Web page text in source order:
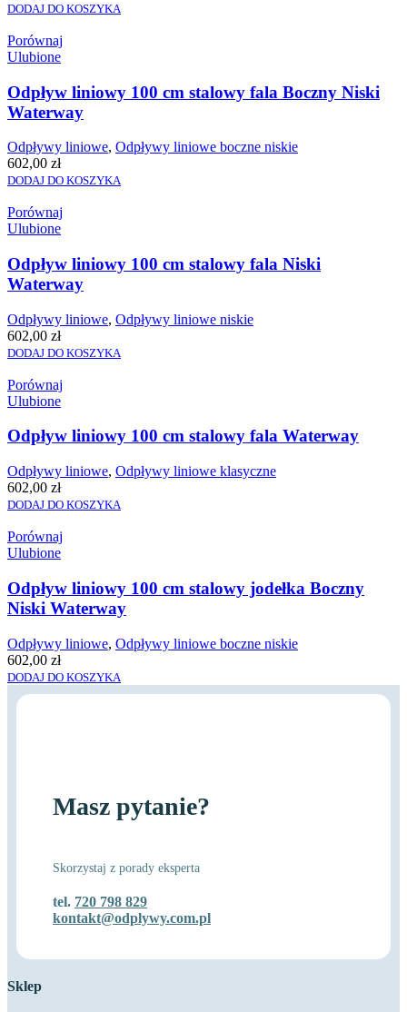
DODAJ DO KOSZYKA
Porównaj
Ulubione
Odpływ liniowy 100 cm stalowy fala Boczny Niski
Waterway
Odpływy liniowe, Odpływy liniowe boczne niskie
602,00 zł
DODAJ DO KOSZYKA
Porównaj
Ulubione
Odpływ liniowy 100 cm stalowy fala Niski
Waterway
Odpływy liniowe, Odpływy liniowe niskie
602,00 zł
DODAJ DO KOSZYKA
Porównaj
Ulubione
Odpływ liniowy 100 cm stalowy fala Waterway
Odpływy liniowe, Odpływy liniowe klasyczne
602,00 zł
DODAJ DO KOSZYKA
Porównaj
Ulubione
Odpływ liniowy 100 cm stalowy jodełka Boczny
Niski Waterway
Odpływy liniowe, Odpływy liniowe boczne niskie
602,00 zł
DODAJ DO KOSZYKA
Masz pytanie?
Skorzystaj z porady eksperta
tel. 720 798 829
kontakt@odplywy.com.pl
Sklep